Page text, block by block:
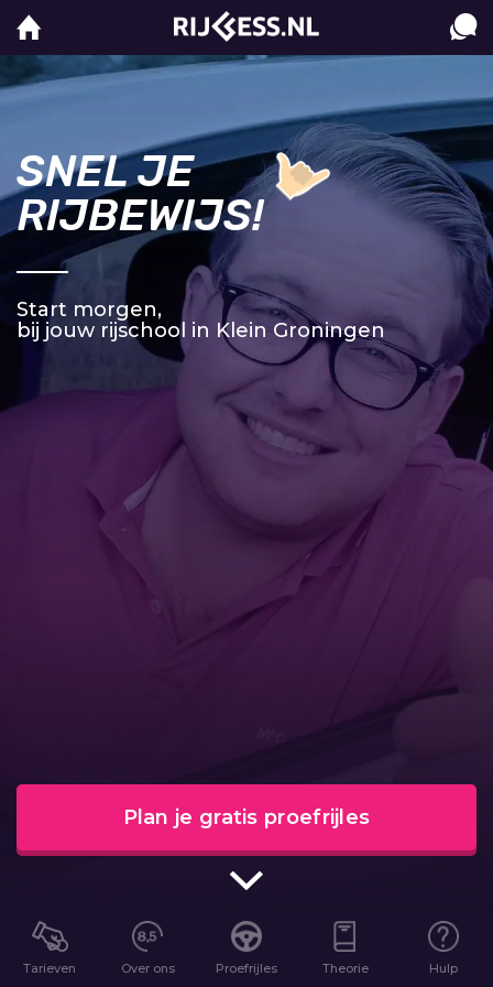
SNEL JE
RIJBEWIJS!
Start morgen,
bij jouw rijschool in Klein Groningen
Plan je gratis proefrijles
Tarieven Over ons Proefrijles Theorie Hulp